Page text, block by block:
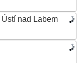
nad Labem